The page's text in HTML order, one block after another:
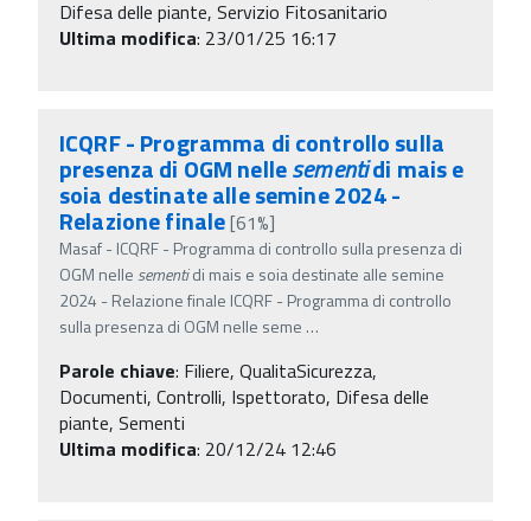
Difesa delle piante, Servizio Fitosanitario
Ultima modifica: 23/01/25 16:17
ICQRF - Programma di controllo sulla
presenza di OGM nellesementidi mais e
soia destinate alle semine 2024 -
Relazione finale[61%]
Masaf - ICQRF - Programma di controllo sulla presenza di
OGM nelle sementidi mais e soia destinate alle semine
2024 - Relazione finale ICQRF - Programma di controllo
sulla presenza di OGM nelle seme …
Parole chiave: Filiere, QualitaSicurezza,
Documenti, Controlli, Ispettorato, Difesa delle
piante, Sementi
Ultima modifica: 20/12/24 12:46